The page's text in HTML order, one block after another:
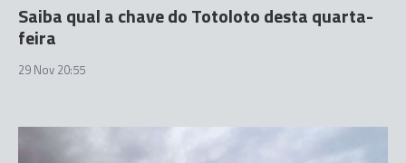
Saiba qual a chave do Totoloto desta quarta-
feira
29 Nov 20:55